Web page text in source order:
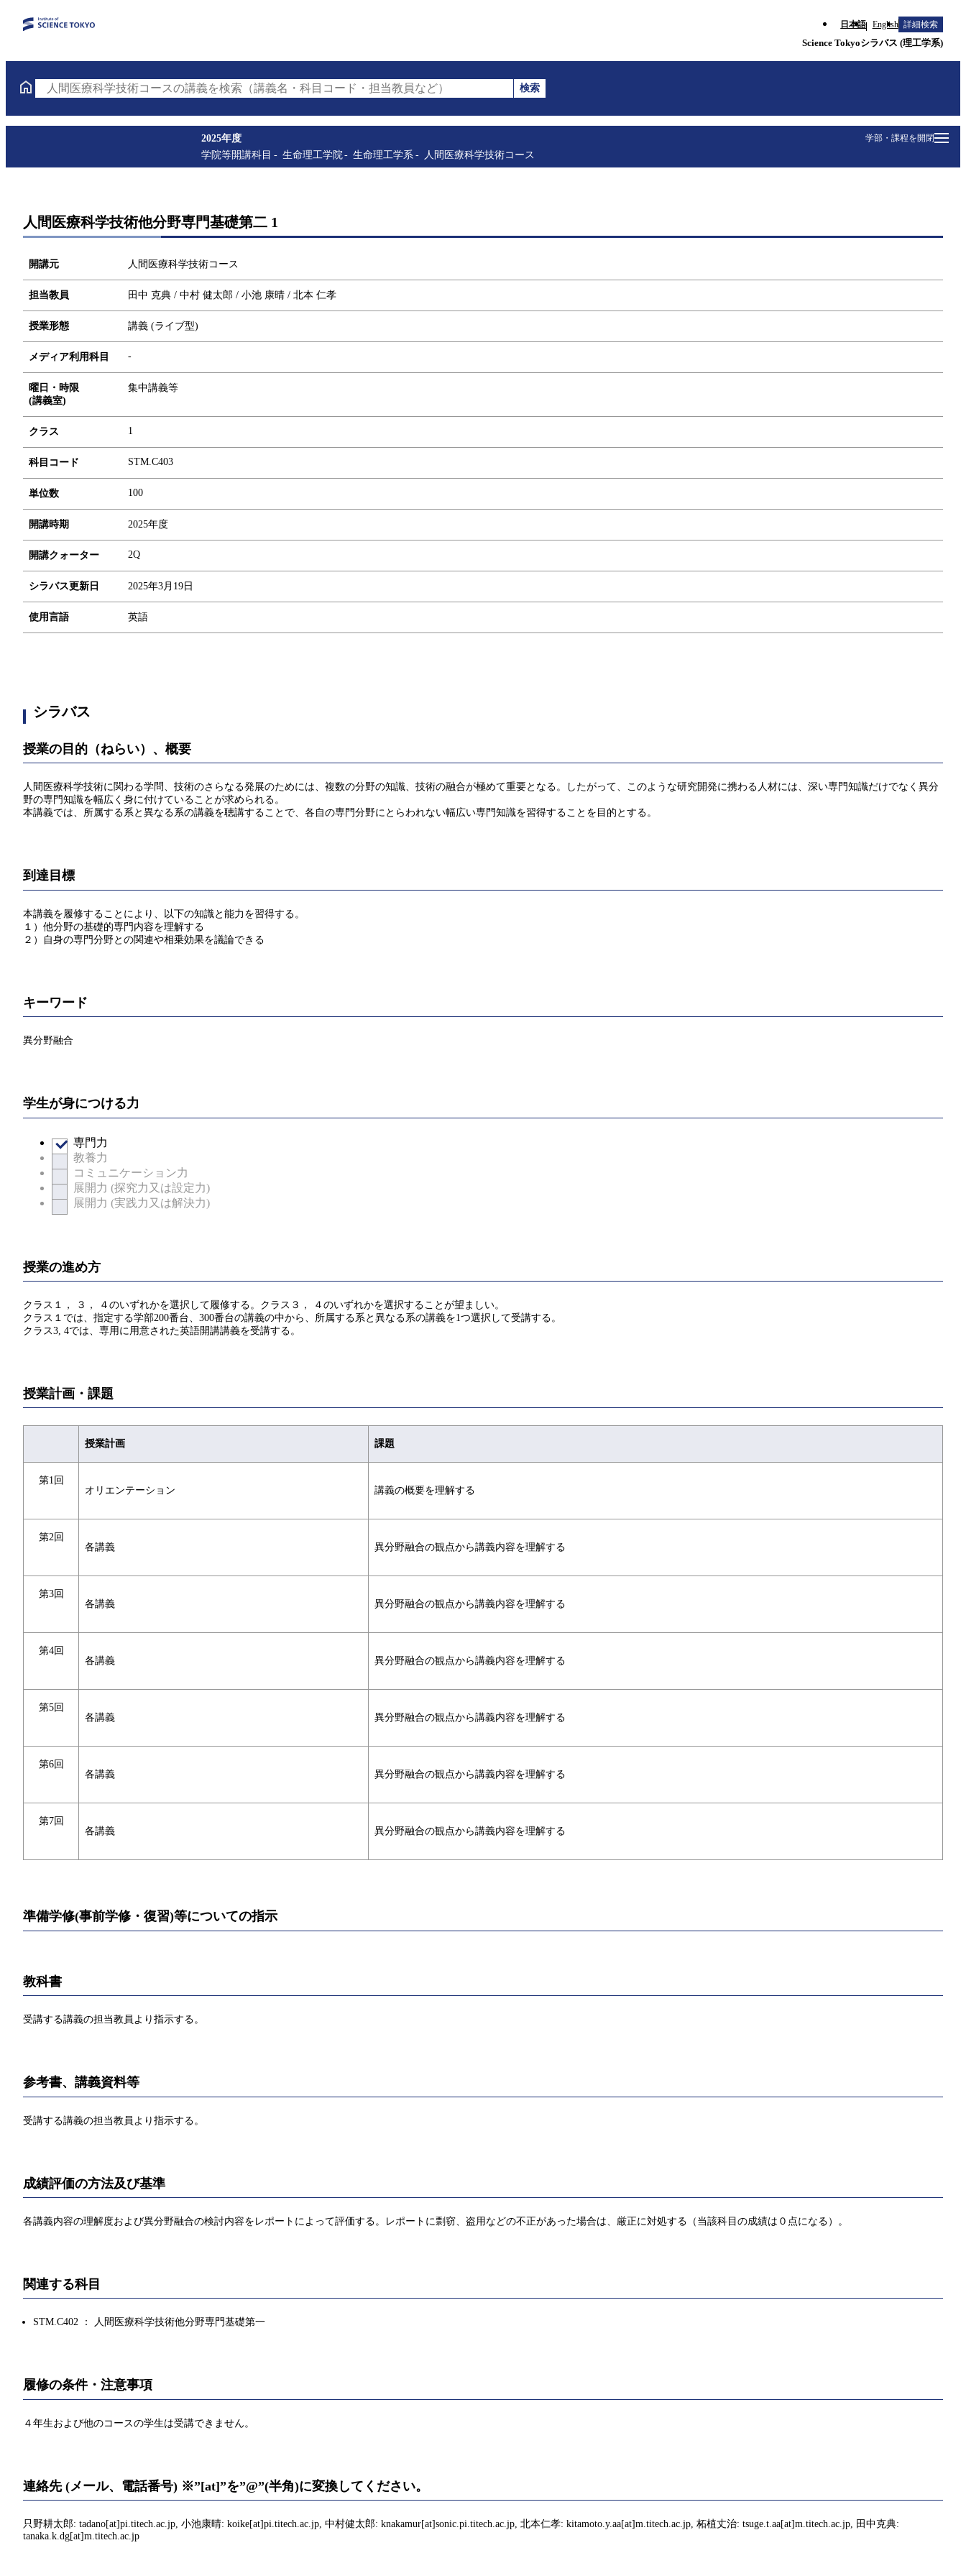
日本語 English 詳細検索
Science Tokyoシラバス (理工学系)
人間医療科学技術コースの講義を検索（講義名・科目コード・担当教員など）
検索
学部・課程を開閉
2025年度
学院等開講科目
生命理工学院 生命理工学系 人間医療科学技術コース
人間医療科学技術他分野専門基礎第二 1
開講元 人間医療科学技術コース
担当教員 田中 克典 / 中村 健太郎 / 小池 康晴 / 北本 仁孝
授業形態 講義 (ライブ型)
メディア利用科目 -
曜日・時限
(講義室)
集中講義等
クラス 1
科目コード STM.C403
単位数 100
開講時期 2025年度
開講クォーター 2Q
シラバス更新日 2025年3月19日
使用言語 英語
シラバス
授業の目的（ねらい）、概要
人間医療科学技術に関わる学問、技術のさらなる発展のためには、複数の分野の知識、技術の融合が極めて重要となる。したがって、このような研究開発に携わる人材には、深い専門知識だけでなく異分
野の専門知識を幅広く身に付けていることが求められる。
本講義では、所属する系と異なる系の講義を聴講することで、各自の専門分野にとらわれない幅広い専門知識を習得することを目的とする。
到達目標
本講義を履修することにより、以下の知識と能力を習得する。
１）他分野の基礎的専門内容を理解する
２）自身の専門分野との関連や相乗効果を議論できる
キーワード
異分野融合
学生が身につける力
専門力
教養力
コミュニケーション力
展開力 (探究力又は設定力)
展開力 (実践力又は解決力)
授業の進め方
クラス１， ３， ４のいずれかを選択して履修する。クラス３， ４のいずれかを選択することが望ましい。
クラス１では、指定する学部200番台、300番台の講義の中から、所属する系と異なる系の講義を1つ選択して受講する。
クラス3, 4では、専用に用意された英語開講講義を受講する。
授業計画・課題
授業計画 課題
第1回
オリエンテーション
講義の概要を理解する
第2回
各講義
異分野融合の観点から講義内容を理解する
第3回
各講義
異分野融合の観点から講義内容を理解する
第4回
各講義
異分野融合の観点から講義内容を理解する
第5回
各講義
異分野融合の観点から講義内容を理解する
第6回
各講義
異分野融合の観点から講義内容を理解する
第7回
各講義
異分野融合の観点から講義内容を理解する
準備学修(事前学修・復習)等についての指示
教科書
受講する講義の担当教員より指示する。
参考書、講義資料等
受講する講義の担当教員より指示する。
成績評価の方法及び基準
各講義内容の理解度および異分野融合の検討内容をレポートによって評価する。レポートに剽窃、盗用などの不正があった場合は、厳正に対処する（当該科目の成績は０点になる）。
関連する科目
STM.C402 ： 人間医療科学技術他分野専門基礎第一
履修の条件・注意事項
４年生および他のコースの学生は受講できません。
連絡先 (メール、電話番号) ※”[at]”を”@”(半角)に変換してください。
只野耕太郎: tadano[at]pi.titech.ac.jp, 小池康晴: koike[at]pi.titech.ac.jp, 中村健太郎: knakamur[at]sonic.pi.titech.ac.jp, 北本仁孝: kitamoto.y.aa[at]m.titech.ac.jp, 柘植丈治: tsuge.t.aa[at]m.titech.ac.jp, 田中克典:
tanaka.k.dg[at]m.titech.ac.jp